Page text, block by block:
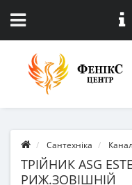
Сантехніка
ТРІЙНИК ASG
РИЖ.ЗОВІШНІЙ